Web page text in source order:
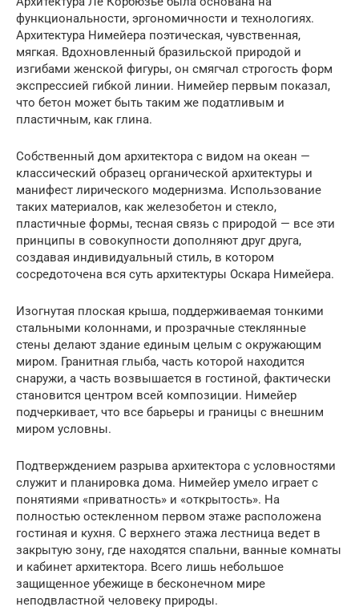
функциональности, эргономичности и технологиях.
Архитектура Нимейера поэтическая, чувственная,
мягкая. Вдохновленный бразильской природой и
изгибами женской фигуры, он смягчал строгость форм
экспрессией гибкой линии. Нимейер первым показал,
что бетон может быть таким же податливым и
пластичным, как глина.
Собственный дом архитектора с видом на океан —
классический образец органической архитектуры и
манифест лирического модернизма. Использование
таких материалов, как железобетон и стекло,
пластичные формы, тесная связь с природой — все эти
принципы в совокупности дополняют друг друга,
создавая индивидуальный стиль, в котором
сосредоточена вся суть архитектуры Оскара Нимейера.
Изогнутая плоская крыша, поддерживаемая тонкими
стальными колоннами, и прозрачные стеклянные
стены делают здание единым целым с окружающим
миром. Гранитная глыба, часть которой находится
снаружи, а часть возвышается в гостиной, фактически
становится центром всей композиции. Нимейер
подчеркивает, что все барьеры и границы с внешним
миром условны.
Подтверждением разрыва архитектора с условностями
служит и планировка дома. Нимейер умело играет с
понятиями «приватность» и «открытость». На
полностью остекленном первом этаже расположена
гостиная и кухня. С верхнего этажа лестница ведет в
закрытую зону, где находятся спальни, ванные комнаты
и кабинет архитектора. Всего лишь небольшое
защищенное убежище в бесконечном мире
неподвластной человеку природы.